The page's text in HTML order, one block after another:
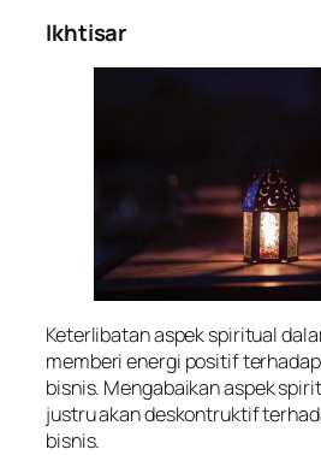
Ikhtisar
Keterlibatan aspek spiritual
memberi energi positif
bisnis. Mengabaikan aspek
justru akan deskontruktif
bisnis.